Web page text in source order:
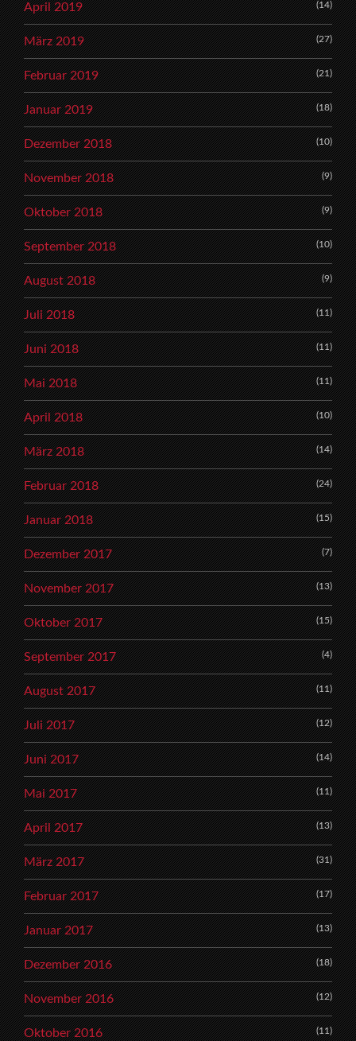
April 2019 (14)
März 2019 (27)
Februar 2019 (21)
Januar 2019 (18)
Dezember 2018 (10)
November 2018 (9)
Oktober 2018 (9)
September 2018 (10)
August 2018 (9)
Juli 2018 (11)
Juni 2018 (11)
Mai 2018 (11)
April 2018 (10)
März 2018 (14)
Februar 2018 (24)
Januar 2018 (15)
Dezember 2017 (7)
November 2017 (13)
Oktober 2017 (15)
September 2017 (4)
August 2017 (11)
Juli 2017 (12)
Juni 2017 (14)
Mai 2017 (11)
April 2017 (13)
März 2017 (31)
Februar 2017 (17)
Januar 2017 (13)
Dezember 2016 (18)
November 2016 (12)
Oktober 2016 (11)